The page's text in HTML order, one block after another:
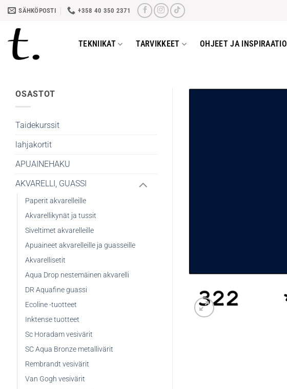
Skip
content
SÄHKÖPOSTI +358 40 350 2371
TEKNIIKAT TARVIKKEET OHJEET JA INSPIRAATIO
OSASTOT
Taidekurssit
lahjakortit
APUAINEHAKU
AKVARELLI, GUASSI
Paperit akvarelleille
Akvarellikynät ja tussit
Siveltimet akvarelleille
Apuaineet akvarelleille ja guasseille
Akvarellisetit
Aqua Drop nestemäinen akvarelli
DR Aquafine guassi
Ecoline -tuotteet
Inktense tuotteet
Sc Horadam vesivärit
SC Aqua Bronze metallivärit
Rembrandt vesivärit
Van Gogh vesivärit